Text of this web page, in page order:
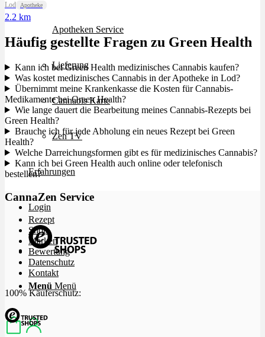
Apotheken Service
Lieferung
Cannabis Karte
Zen TV
Erfahrungen
Login
Menü Menü
Lod Apotheke
2.2 km
Häufig gestellte Fragen zu Green Health
Kann ich bei Green Health medizinisches Cannabis kaufen?
Was kostet medizinisches Cannabis in der Apotheke in Lod?
Übernimmt meine Krankenkasse die Kosten für Cannabis-
Medikamente bei Green Health?
Wie lange dauert die Bearbeitung meines Cannabis-Rezepts bei
Green Health?
Brauche ich für jede Abholung ein neues Rezept bei Green
Health?
Welche Darreichungsformen gibt es für medizinisches Cannabis?
Kann ich bei Green Health auch online oder telefonisch
bestellen?
CannaZen Service
Rezept
Shop
Marken
Bewertung
Datenschutz
Kontakt
100% Käuferschutz: